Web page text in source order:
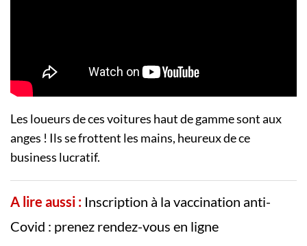
Les loueurs de ces voitures haut de gamme sont aux
anges ! Ils se frottent les mains, heureux de ce
business lucratif.
A lire aussi : Inscription à la vaccination anti-
Covid : prenez rendez-vous en ligne